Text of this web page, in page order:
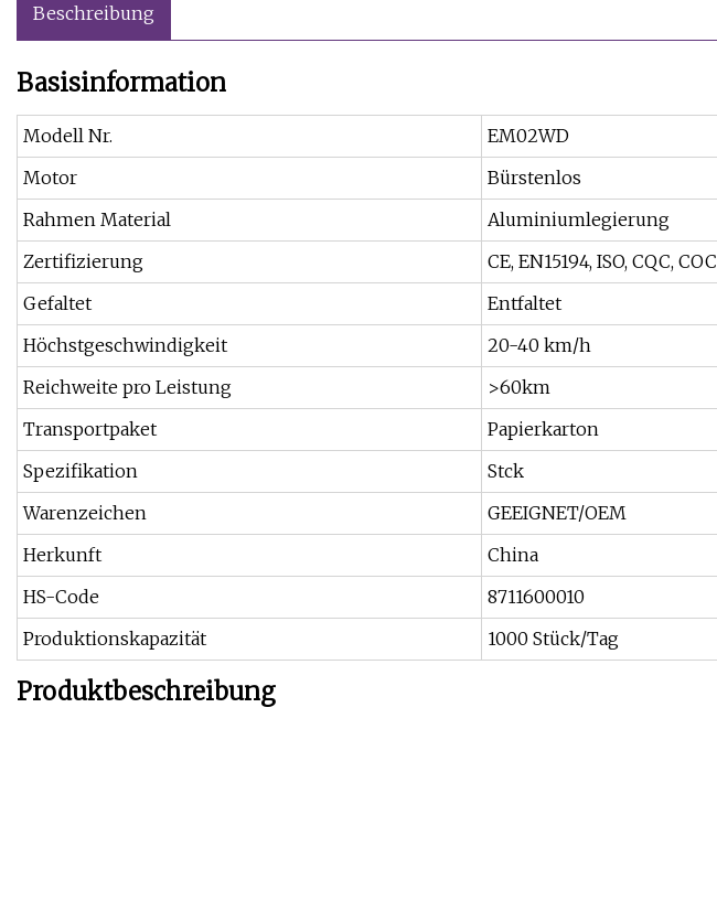
Beschreibung
Basisinformation
Modell Nr.
EM02WD
Motor
Bürstenlos
Rahmen Material
Aluminiumlegierung
Zertifizierung
CE, EN15194, ISO, CQC, COC
Gefaltet
Entfaltet
Höchstgeschwindigkeit
20-40 km/h
Reichweite pro Leistung
>60km
Transportpaket
Papierkarton
Spezifikation
Stck
Warenzeichen
GEEIGNET/OEM
Herkunft
China
HS-Code
8711600010
Produktionskapazität
1000 Stück/Tag
Produktbeschreibung